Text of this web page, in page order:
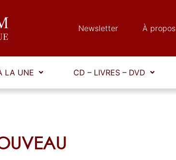
Newsletter À propos
LA UNE CD – LIVRES – DVD